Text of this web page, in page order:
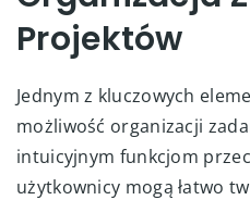
Projektów
Jednym z kluczowych
możliwość organizacji
intuicyjnym funkcjom
użytkownicy mogą łatwo